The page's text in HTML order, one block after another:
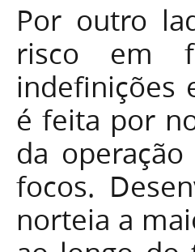
Por outro
risco em
indefinições
é feita por
da
focos.
norteia a